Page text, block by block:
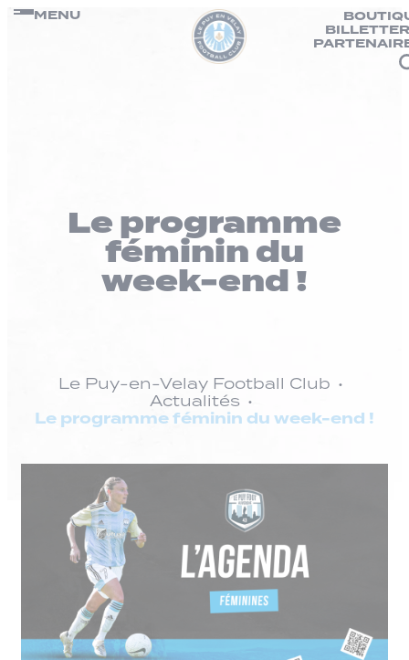
Passer
MENU
Le programme
féminin du
week-end !
Le Puy-en-Velay Football Club
Actualités
Le programme féminin du week-end !
Panneau de gestion des cookies